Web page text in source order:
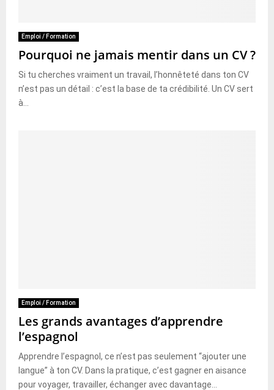
Emploi / Formation
Pourquoi ne jamais mentir dans un CV ?
Si tu cherches vraiment un travail, l’honnêteté dans ton CV
n’est pas un détail : c’est la base de ta crédibilité. Un CV sert
à...
Emploi / Formation
Les grands avantages d’apprendre
l’espagnol
Apprendre l’espagnol, ce n’est pas seulement “ajouter une
langue” à ton CV. Dans la pratique, c’est gagner en aisance
pour voyager, travailler, échanger avec davantage...